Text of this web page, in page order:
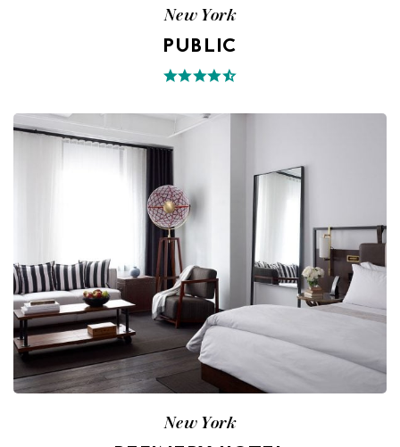
New York
PUBLIC
New York